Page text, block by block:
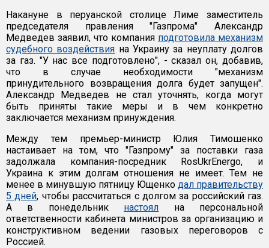
Накануне в перуанской столице Лиме заместитель
председателя правления "Газпрома" Александр
Медведев заявил, что компания подготовила механизм
судебного воздействия на Украину за неуплату долгов
за газ. "У нас все подготовлено", - сказал он, добавив,
что в случае необходимости "механизм
принудительного возвращения долга будет запущен".
Александр Медведев не стал уточнять, когда могут
быть приняты такие меры и в чем конкретно
заключается механизм принуждения.
Между тем премьер-министр Юлия Тимошенко
настаивает на том, что "Газпрому" за поставки газа
задолжала компания-посредник RosUkrEnergo, и
Украина к этим долгам отношения не имеет. Тем не
менее в минувшую пятницу Ющенко дал правительству
5 дней, чтобы рассчитаться с долгом за российский газ.
А в понедельник настоял на персональной
ответственности кабинета министров за организацию и
конструктивном ведении газовых переговоров с
Россией.